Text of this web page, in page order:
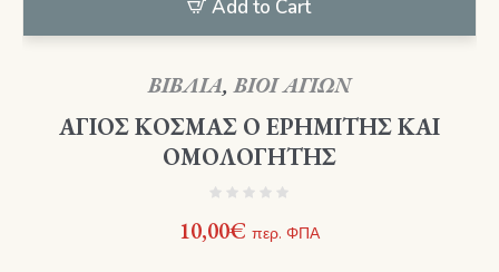
Add to Cart
ΒΙΒΛΙΑ,ΒΙΟΙ ΑΓΙΩΝ
ΑΓΙΟΣ ΚΟΣΜΑΣ Ο ΕΡΗΜΙΤΗΣ ΚΑΙ
ΟΜΟΛΟΓΗΤΗΣ
10,00€ περ. ΦΠΑ